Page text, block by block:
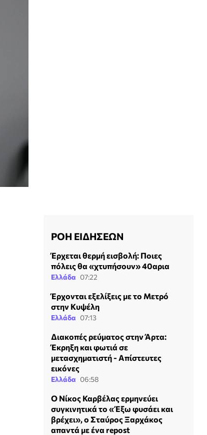
ΡΟΗ ΕΙΔΗΣΕΩΝ
Έρχεται θερμή εισβολή: Ποιες
πόλεις θα «χτυπήσουν» 40αρια
Ελλάδα 07:22
Έρχονται εξελίξεις με το Μετρό
στην Κυψέλη
Ελλάδα 07:13
Διακοπές ρεύματος στην Άρτα:
Έκρηξη και φωτιά σε
μετασχηματιστή - Απίστευτες
εικόνες
Ελλάδα 06:58
Ο Νίκος Καρβέλας ερμηνεύει
συγκινητικά το «Έξω φυσάει και
βρέχει», ο Σταύρος Ξαρχάκος
απαντά με ένα repost